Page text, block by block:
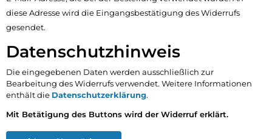
diese Adresse wird die Eingangsbestätigung des Widerrufs
gesendet.
Datenschutzhinweis
Die eingegebenen Daten werden ausschließlich zur
Bearbeitung des Widerrufs verwendet. Weitere Informationen
enthält die Datenschutzerklärung.
Mit Betätigung des Buttons wird der Widerruf erklärt.